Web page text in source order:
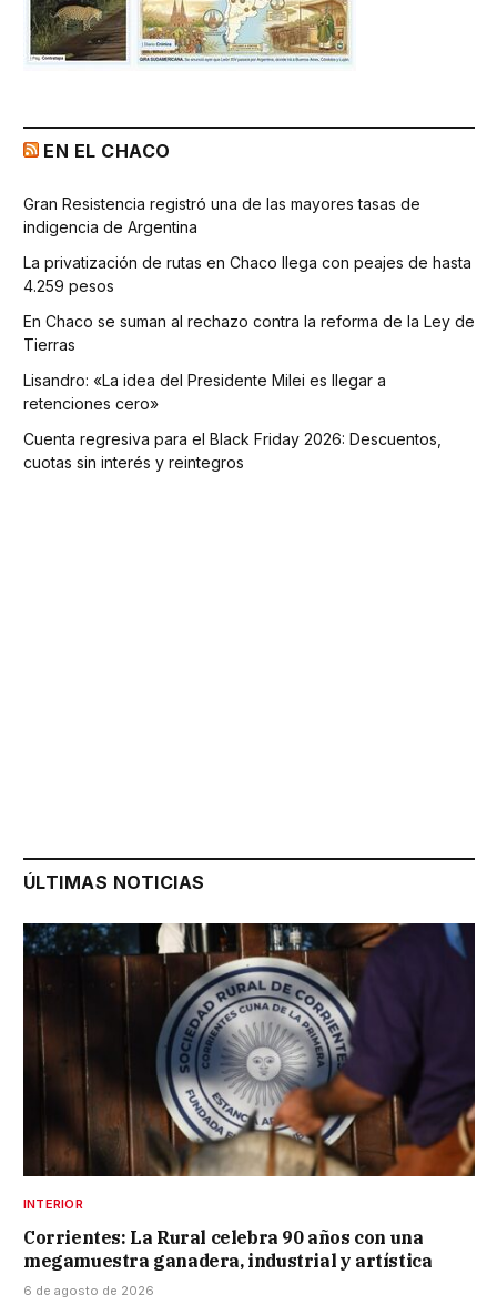
EN EL CHACO
Gran Resistencia registró una de las mayores tasas de
indigencia de Argentina
La privatización de rutas en Chaco llega con peajes de hasta
4.259 pesos
En Chaco se suman al rechazo contra la reforma de la Ley de
Tierras
Lisandro: «La idea del Presidente Milei es llegar a
retenciones cero»
Cuenta regresiva para el Black Friday 2026: Descuentos,
cuotas sin interés y reintegros
ÚLTIMAS NOTICIAS
INTERIOR
Corrientes: La Rural celebra 90 años con una
megamuestra ganadera, industrial y artística
6 de agosto de 2026